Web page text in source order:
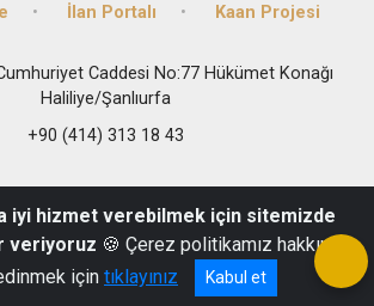
İlan Portalı Kaan Projesi
Caddesi No:77 Hükümet Konağı
Haliliye/Şanlıurfa
+90 (414) 313 18 43
iyi hizmet verebilmek için sitemizde
veriyoruz 🍪 Çerez politikamız hakkında
için tıklayınız Kabul et